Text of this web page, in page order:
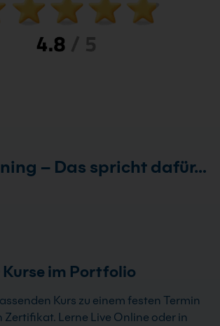
– Das spricht dafür…
im Portfolio
Kurs zu einem festen Termin
Zertifikat. Lerne Live Online oder in